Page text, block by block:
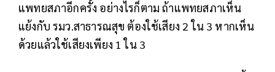
แพทยสภาอีกครั้ง อย่างไรก็ตาม ถ้าแพทยสภาเห็น
แย้งกับ รมว.สาธารณสุข ต้องใช้เสียง 2 ใน 3 หากเห็น
ด้วยแล้วใช้เสียงเพียง 1 ใน 3